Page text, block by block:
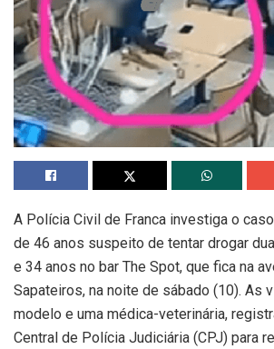
A Polícia Civil de Franca investiga o
de 46 anos suspeito de tentar drogar
e 34 anos no bar The Spot, que fica na
Sapateiros, na noite de sábado (10). As
modelo e uma médica-veterinária,
Central de Polícia Judiciária (CPJ) para